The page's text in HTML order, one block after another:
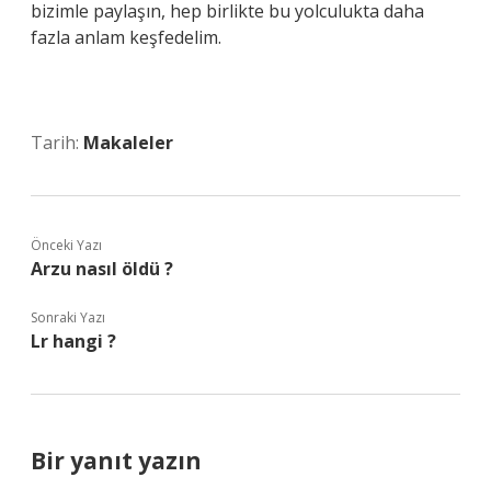
bizimle paylaşın, hep birlikte bu yolculukta daha
fazla anlam keşfedelim.
Tarih: Makaleler
Önceki Yazı
Arzu nasıl öldü ?
Sonraki Yazı
Lr hangi ?
Bir yanıt yazın